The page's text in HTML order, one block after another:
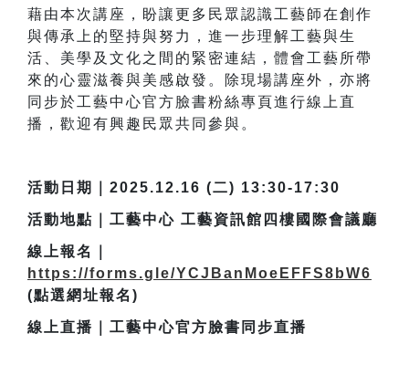
藉由本次講座，盼讓更多民眾認識工藝師在創作
與傳承上的堅持與努力，進一步理解工藝與生
活、美學及文化之間的緊密連結，體會工藝所帶
來的心靈滋養與美感啟發。
除現場講座外，亦將
同步於工藝中心官方臉書粉絲專頁進行線上直
播，歡迎有興趣民眾共同參與。
活動日期｜2025.12.16 (二) 13:30-17:30
活動地點｜工藝中心 工藝資訊館四樓國際會議廳
線上報名｜
https://forms.gle/YCJBanMoeEFFS8bW6
(點選網址報名)
線上直播｜工藝中心官方臉書同步直播